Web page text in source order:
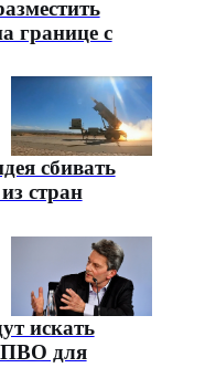
границе с
сбивать
стран
искать
ПВО для